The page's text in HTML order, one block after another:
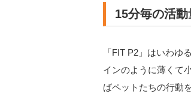
15分毎の活
「FIT P2」はいわゆ
インのように薄くて
ばペットたちの行動